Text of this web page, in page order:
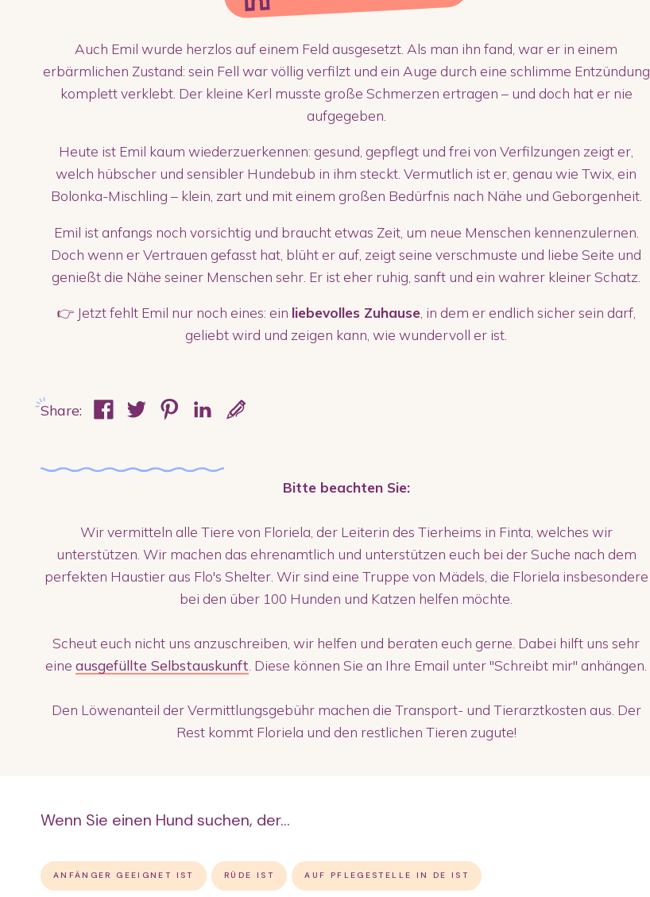
Auch Emil wurde herzlos auf einem Feld ausgesetzt. Als man ihn fand, war er in einem
erbärmlichen Zustand: sein Fell war völlig verfilzt und ein Auge durch eine schlimme Entzündung
komplett verklebt. Der kleine Kerl musste große Schmerzen ertragen – und doch hat er nie
aufgegeben.
Heute ist Emil kaum wiederzuerkennen: gesund, gepflegt und frei von Verfilzungen zeigt er,
welch hübscher und sensibler Hundebub in ihm steckt. Vermutlich ist er, genau wie Twix, ein
Bolonka-Mischling – klein, zart und mit einem großen Bedürfnis nach Nähe und Geborgenheit.
Emil ist anfangs noch vorsichtig und braucht etwas Zeit, um neue Menschen kennenzulernen.
Doch wenn er Vertrauen gefasst hat, blüht er auf, zeigt seine verschmuste und liebe Seite und
genießt die Nähe seiner Menschen sehr. Er ist eher ruhig, sanft und ein wahrer kleiner Schatz.
👉 Jetzt fehlt Emil nur noch eines: ein liebevolles Zuhause, in dem er endlich sicher sein darf,
geliebt wird und zeigen kann, wie wundervoll er ist.
Share:
Bitte beachten Sie:
Wir vermitteln alle Tiere von Floriela, der Leiterin des Tierheims in Finta, welches wir
unterstützen. Wir machen das ehrenamtlich und unterstützen euch bei der Suche nach dem
perfekten Haustier aus Flo's Shelter. Wir sind eine Truppe von Mädels, die Floriela insbesondere
bei den über 100 Hunden und Katzen helfen möchte.
Scheut euch nicht uns anzuschreiben, wir helfen und beraten euch gerne. Dabei hilft uns sehr
eineausgefüllte Selbstauskunft . Diese können Sie an Ihre Email unter "Schreibt mir" anhängen.
Den Löwenanteil der Vermittlungsgebühr machen die Transport- und Tierarztkosten aus. Der
Rest kommt Floriela und den restlichen Tieren zugute!
Wenn Sie einen Hund suchen, der...
ANFÄNGER GEEIGNET IST RÜDE IST AUF PFLEGESTELLE IN DE IST